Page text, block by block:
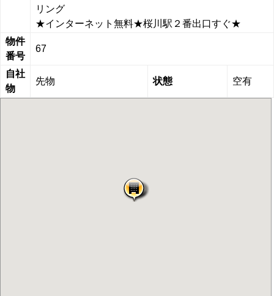
リング
★インターネット無料★桜川駅２番出口すぐ★
物件
番号
67
自社
物
先物 状態 空有